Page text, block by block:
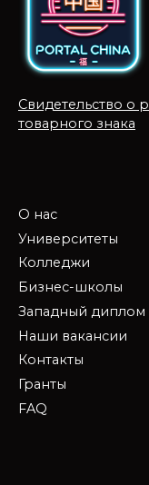
Свидетельство о
товарного знака
О нас
Университеты
Колледжи
Бизнес-школы
Западный диплом
Наши вакансии
Контакты
Гранты
FAQ